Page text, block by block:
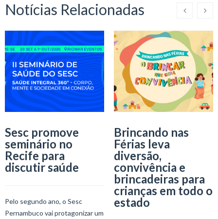
Notícias Relacionadas
Sesc promove
seminário no
Recife para
discutir saúde
Pelo segundo ano, o Sesc
Pernambuco vai protagonizar um
Brincando nas
Férias leva
diversão,
convivência e
brincadeiras para
crianças em todo o
estado